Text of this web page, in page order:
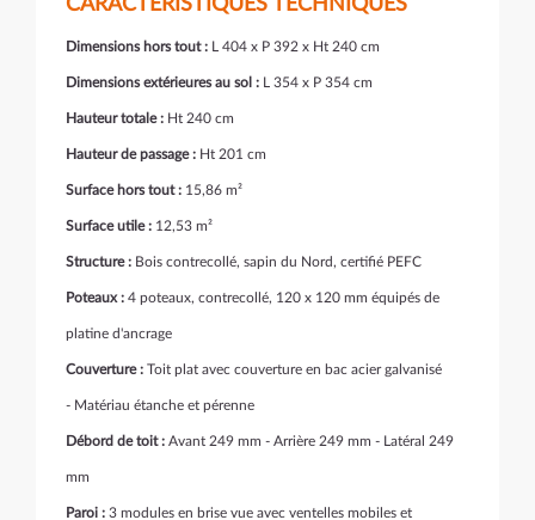
CARACTÉRISTIQUES TECHNIQUES
Dimensions hors tout : L 404 x P 392 x Ht 240 cm
Dimensions extérieures au sol : L 354 x P 354 cm
Hauteur totale : Ht 240 cm
Hauteur de passage : Ht 201 cm
Surface hors tout : 15,86 m²
Surface utile : 12,53 m²
Structure : Bois contrecollé, sapin du Nord, certifié PEFC
Poteaux : 4 poteaux, contrecollé, 120 x 120 mm équipés de
platine d'ancrage
Couverture : Toit plat avec couverture en bac acier galvanisé
- Matériau étanche et pérenne
Débord de toit : Avant 249 mm - Arrière 249 mm - Latéral 249
mm
Paroi : 3 modules en brise vue avec ventelles mobiles et